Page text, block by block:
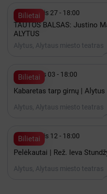
Bilietai
 Lapkritis 27 - 18:00
TAUTOS BALSAS: Justino
ALYTUS
Alytus, Alytaus miesto teatras
Bilietai
 Gruodis 03 - 18:00
Kabaretas tarp girnų | Alytus
Alytus, Alytaus miesto teatras
Bilietai
 Lapkritis 12 - 18:00
Pelėkautai | Rež. Ieva
Alytus, Alytaus miesto teatras